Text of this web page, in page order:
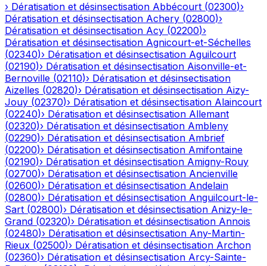
› Dératisation et désinsectisation Abbécourt (02300)›
Dératisation et désinsectisation Achery (02800)›
Dératisation et désinsectisation Acy (02200)›
Dératisation et désinsectisation Agnicourt-et-Séchelles
(02340)› Dératisation et désinsectisation Aguilcourt
(02190)› Dératisation et désinsectisation Aisonville-et-
Bernoville (02110)› Dératisation et désinsectisation
Aizelles (02820)› Dératisation et désinsectisation Aizy-
Jouy (02370)› Dératisation et désinsectisation Alaincourt
(02240)› Dératisation et désinsectisation Allemant
(02320)› Dératisation et désinsectisation Ambleny
(02290)› Dératisation et désinsectisation Ambrief
(02200)› Dératisation et désinsectisation Amifontaine
(02190)› Dératisation et désinsectisation Amigny-Rouy
(02700)› Dératisation et désinsectisation Ancienville
(02600)› Dératisation et désinsectisation Andelain
(02800)› Dératisation et désinsectisation Anguilcourt-le-
Sart (02800)› Dératisation et désinsectisation Anizy-le-
Grand (02320)› Dératisation et désinsectisation Annois
(02480)› Dératisation et désinsectisation Any-Martin-
Rieux (02500)› Dératisation et désinsectisation Archon
(02360)› Dératisation et désinsectisation Arcy-Sainte-